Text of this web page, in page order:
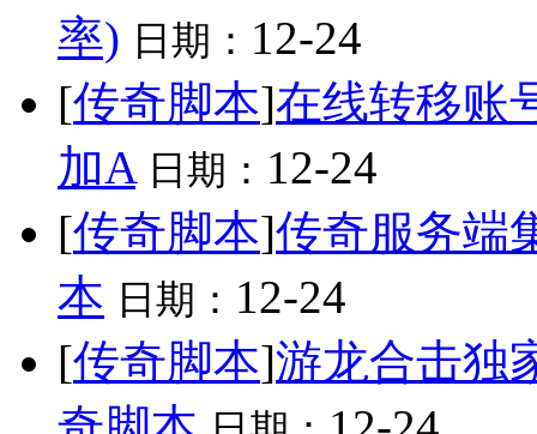
率) 日期： 12-24
[传奇脚本]在线转移账
加A 日期： 12-24
[传奇脚本]传奇服务端
本 日期： 12-24
[传奇脚本]游龙合击独